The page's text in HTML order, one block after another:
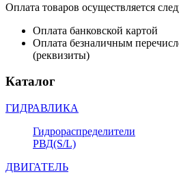
Оплата товаров осуществляется
Оплата банковской картой
Оплата безналичным
(реквизиты)
Каталог
ГИДРАВЛИКА
Гидрораспределители
РВД(S/L)
ДВИГАТЕЛЬ